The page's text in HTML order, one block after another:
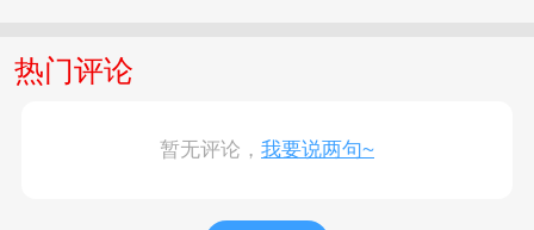
热门评论
暂无评论， 我要说两句~